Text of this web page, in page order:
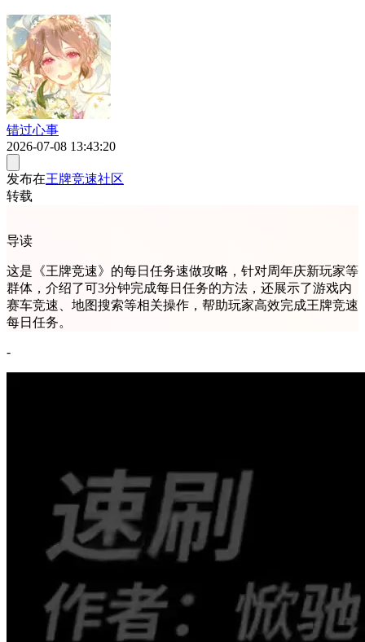
错过心事
2026-07-08 13:43:20
发布在王牌竞速社区
转载
导读
这是《王牌竞速》的每日任务速做攻略，针对周年庆新玩家等
群体，介绍了可3分钟完成每日任务的方法，还展示了游戏内
赛车竞速、地图搜索等相关操作，帮助玩家高效完成王牌竞速
每日任务。
-